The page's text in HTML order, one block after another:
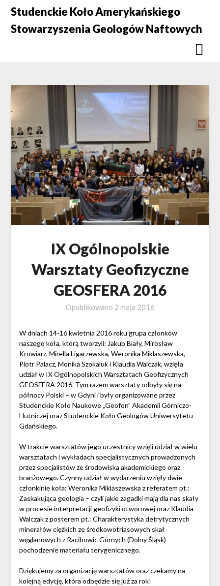
Skip
content
Studenckie Koło Amerykańskiego
Stowarzyszenia Geologów Naftowych
IX Ogólnopolskie
Warsztaty Geofizyczne
GEOSFERA 2016
Opublikowano 2 maja 2016
W dniach 14-16 kwietnia 2016 roku grupa członków
naszego koła, którą tworzyli: Jakub Biały, Mirosław
Krowiarz, Mirella Ligarzewska, Weronika Miklaszewska,
Piotr Palacz, Monika Szokaluk i Klaudia Walczak, wzięła
udział w IX Ogólnopolskich Warsztatach Geofizycznych
GEOSFERA 2016. Tym razem warsztaty odbyły się na
północy Polski – w Gdyni i były organizowane przez
Studenckie Koło Naukowe „Geofon” Akademii Górniczo-
Hutniczej oraz Studenckie Koło Geologów Uniwersytetu
Gdańskiego.
W trakcie warsztatów jego uczestnicy wzięli udział w wielu
warsztatach i wykładach specjalistycznych prowadzonych
przez specjalistów ze środowiska akademickiego oraz
branżowego. Czynny udział w wydarzeniu wzięły dwie
członkinie koła: Weronika Miklaszewska z referatem pt.:
Zaskakująca geologia – czyli jakie zagadki mają dla nas skały
w procesie interpretacji geofizyki otworowej oraz Klaudia
Walczak z posterem pt.: Charakterystyka detrytycznych
minerałów ciężkich ze środkowotriasowych skał
węglanowych z Racibowic Górnych (Dolny Śląsk) –
pochodzenie materiału terygenicznego.
Dziękujemy za organizację warsztatów oraz czekamy na
kolejną edycję, która odbędzie się już za rok!